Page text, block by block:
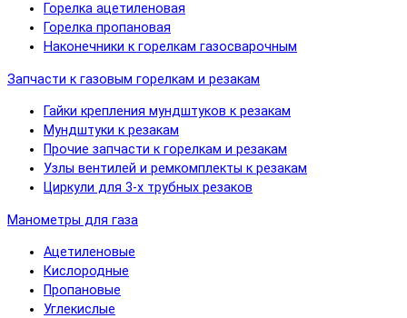
Горелка ацетиленовая
Горелка пропановая
Наконечники к горелкам газосварочным
Запчасти к газовым горелкам и резакам
Гайки крепления мундштуков к резакам
Мундштуки к резакам
Прочие запчасти к горелкам и резакам
Узлы вентилей и ремкомплекты к резакам
Циркули для 3-х трубных резаков
Манометры для газа
Ацетиленовые
Кислородные
Пропановые
Углекислые